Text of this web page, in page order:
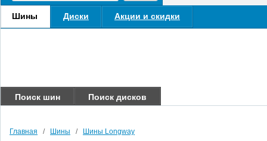
Шины Диски Акции и скидки
Поиск шин Поиск дисков
Главная / Шины / Шины Longway